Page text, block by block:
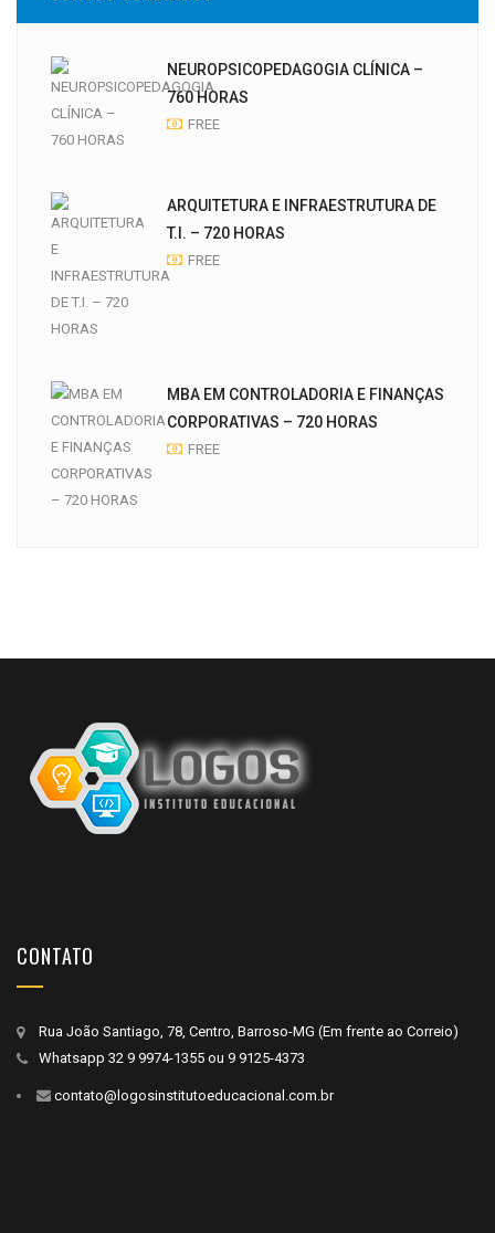
NEUROPSICOPEDAGOGIA CLÍNICA –
760 HORAS
FREE
ARQUITETURA E INFRAESTRUTURA DE
T.I. – 720 HORAS
FREE
MBA EM CONTROLADORIA E FINANÇAS
CORPORATIVAS – 720 HORAS
FREE
CONTATO
Rua João Santiago, 78, Centro, Barroso-MG (Em frente ao Correio)
Whatsapp 32 9 9974-1355 ou 9 9125-4373
contato@logosinstitutoeducacional.com.br